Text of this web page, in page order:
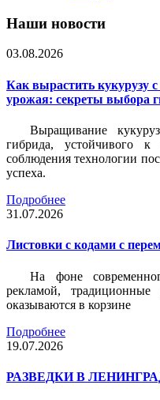
Наши новости
03.08.2026
Как вырастить кукурузу
урожая: секреты выбора
Выращивание
гибрида, устойчивого
соблюдения технологии
успеха.
Подробнее
31.07.2026
Листовки c кодами с
На фоне
рекламой,
оказываются в корзине
Подробнее
19.07.2026
РАЗВЕДКИ В